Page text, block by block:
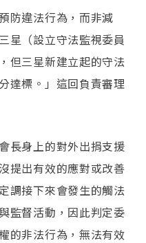
防違法行為，而非減
星（設立守法監視委員
但三星新建立起的守法
達標。」這回負責審理
長身上的對外出捐支援
提出有效的應對或改善
調接下來會發生的觸法
監督活動，因此判定委
的非法行為，無法有效